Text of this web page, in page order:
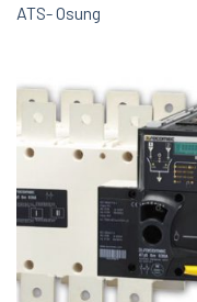
ATS- Osung